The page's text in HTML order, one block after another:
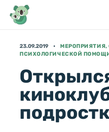
23.09.2019
ПСИХОЛОГИЧЕСКОЙ